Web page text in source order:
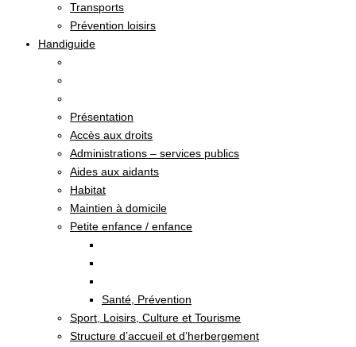
Transports
Prévention loisirs
Handiguide
Présentation
Accès aux droits
Administrations – services publics
Aides aux aidants
Habitat
Maintien à domicile
Petite enfance / enfance
Santé, Prévention
Sport, Loisirs, Culture et Tourisme
Structure d’accueil et d’herbergement